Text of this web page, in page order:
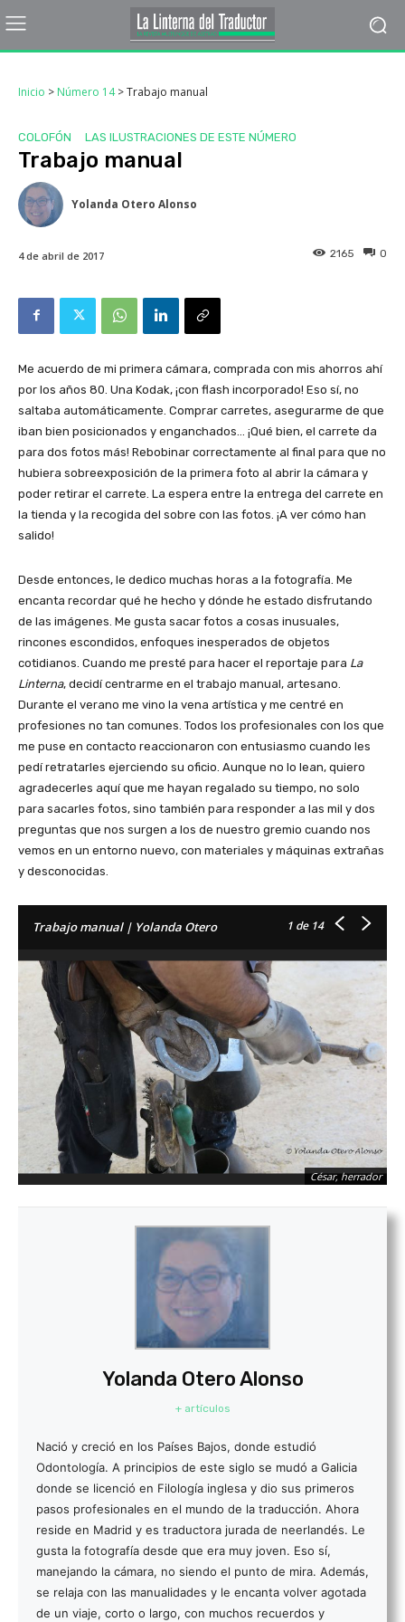
Inicio > Número 14>Trabajo manual
COLOFÓN LAS ILUSTRACIONES DE ESTE NÚMERO
Trabajo manual
Yolanda Otero Alonso
4 de abril de 2017 0
2165
Me acuerdo de mi primera cámara, comprada con mis ahorros ahí
por los años 80. Una Kodak, ¡con flash incorporado! Eso sí, no
saltaba automáticamente. Comprar carretes, asegurarme de que
iban bien posicionados y enganchados… ¡Qué bien, el carrete da
para dos fotos más! Rebobinar correctamente al final para que no
hubiera sobreexposición de la primera foto al abrir la cámara y
poder retirar el carrete. La espera entre la entrega del carrete en
la tienda y la recogida del sobre con las fotos. ¡A ver cómo han
salido!
Desde entonces, le dedico muchas horas a la fotografía. Me
encanta recordar qué he hecho y dónde he estado disfrutando
de las imágenes. Me gusta sacar fotos a cosas inusuales,
rincones escondidos, enfoques inesperados de objetos
cotidianos. Cuando me presté para hacer el reportaje para La
Linterna, decidí centrarme en el trabajo manual, artesano.
Durante el verano me vino la vena artística y me centré en
profesiones no tan comunes. Todos los profesionales con los que
me puse en contacto reaccionaron con entusiasmo cuando les
pedí retratarles ejerciendo su oficio. Aunque no lo lean, quiero
agradecerles aquí que me hayan regalado su tiempo, no solo
para sacarles fotos, sino también para responder a las mil y dos
preguntas que nos surgen a los de nuestro gremio cuando nos
vemos en un entorno nuevo, con materiales y máquinas extrañas
y desconocidas.
Trabajo manual | Yolanda Otero 1 de 14
César, herrador
Yolanda Otero Alonso
+ artículos
Nació y creció en los Países Bajos, donde estudió
Odontología. A principios de este siglo se mudó a Galicia
donde se licenció en Filología inglesa y dio sus primeros
pasos profesionales en el mundo de la traducción. Ahora
reside en Madrid y es traductora jurada de neerlandés. Le
gusta la fotografía desde que era muy joven. Eso sí,
manejando la cámara, no siendo el punto de mira. Además,
se relaja con las manualidades y le encanta volver agotada
de un viaje, corto o largo, con muchos recuerdos y